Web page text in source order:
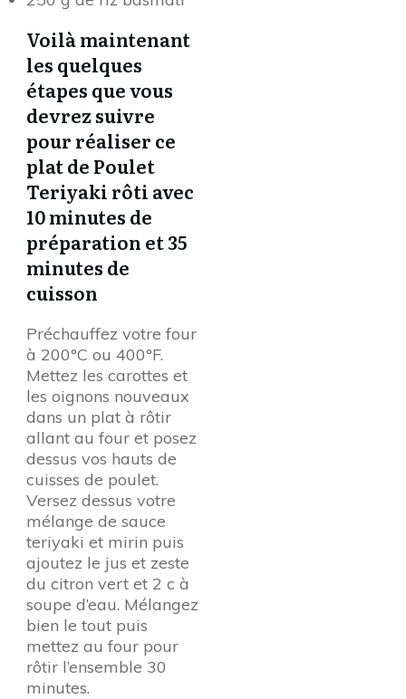
Voilà maintenant
les quelques
étapes que vous
devrez suivre
pour réaliser ce
plat de Poulet
Teriyaki rôti avec
10 minutes de
préparation et 35
minutes de
cuisson
Préchauffez votre four
à 200°C ou 400°F.
Mettez les carottes et
les oignons nouveaux
dans un plat à rôtir
allant au four et posez
dessus vos hauts de
cuisses de poulet.
Versez dessus votre
mélange de sauce
teriyaki et mirin puis
ajoutez le jus et zeste
du citron vert et 2 c à
soupe d’eau. Mélangez
bien le tout puis
mettez au four pour
rôtir l’ensemble 30
minutes.